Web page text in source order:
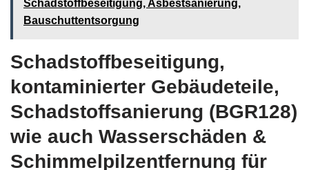
Schadstoffbeseitigung, Asbestsanierung,
Bauschuttentsorgung
Schadstoffbeseitigung,
kontaminierter Gebäudeteile,
Schadstoffsanierung (BGR128)
wie auch Wasserschäden &
Schimmelpilzentfernung für